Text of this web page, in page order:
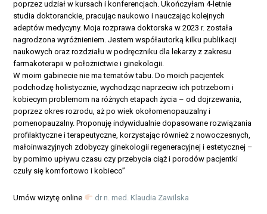
poprzez udział w kursach i konferencjach. Ukończyłam 4-letnie
studia doktoranckie, pracując naukowo i nauczając kolejnych
adeptów medycyny. Moja rozprawa doktorska w 2023 r. została
nagrodzona wyróżnieniem. Jestem współautorką kilku publikacji
naukowych oraz rozdziału w podręczniku dla lekarzy z zakresu
farmakoterapii w położnictwie i ginekologii.
W moim gabinecie nie ma tematów tabu. Do moich pacjentek
podchodzę holistycznie, wychodząc naprzeciw ich potrzebom i
kobiecym problemom na różnych etapach życia – od dojrzewania,
poprzez okres rozrodu, aż po wiek okołomenopauzalny i
pomenopauzalny. Proponuję indywidualnie dopasowane rozwiązania
profilaktyczne i terapeutyczne, korzystając również z nowoczesnych,
małoinwazyjnych zdobyczy ginekologii regeneracyjnej i estetycznej –
by pomimo upływu czasu czy przebycia ciąż i porodów pacjentki
czuły się komfortowo i kobieco”
Umów wizytę online dr n. med. Klaudia Zawilska